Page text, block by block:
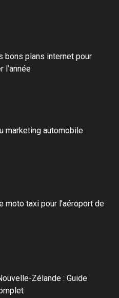
bons plans internet pour
l’année
marketing automobile
moto taxi pour l’aéroport de
Zélande : Guide